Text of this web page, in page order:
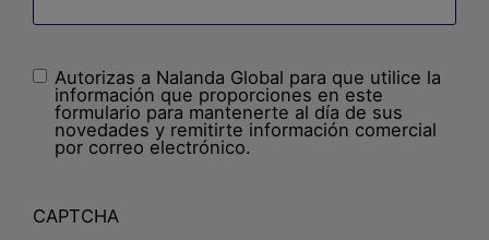
Sin
nombre(Obligatorio)
Autorizas a Nalanda Global para que utilice la
información que proporciones en este
formulario para mantenerte al día de sus
novedades y remitirte información comercial
por correo electrónico.
CAPTCHA